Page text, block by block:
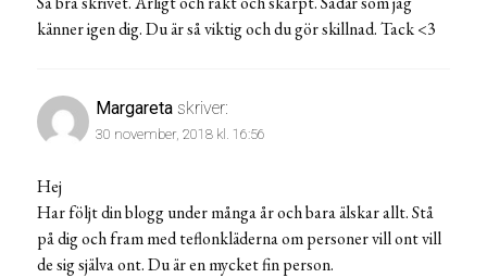
känner igen dig. Du är så viktig och du gör skillnad. Tack <3
Margareta skriver:
30 november, 2018 kl. 16:56
Hej
Har följt din blogg under många år och bara älskar allt. Stå
på dig och fram med teflonkläderna om personer vill ont vill
de sig själva ont. Du är en mycket fin person.